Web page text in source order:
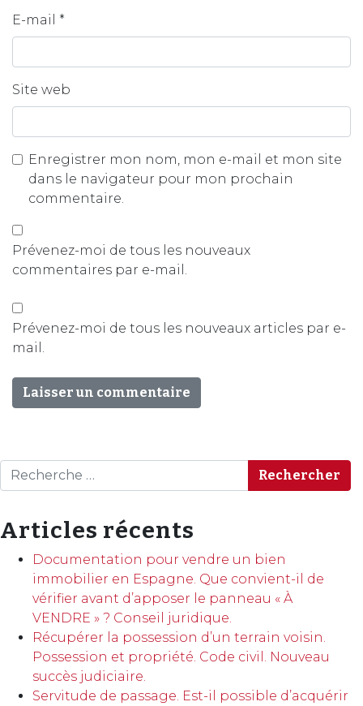
E-mail *
Site web
Enregistrer mon nom, mon e-mail et mon site
dans le navigateur pour mon prochain
commentaire.
Prévenez-moi de tous les nouveaux
commentaires par e-mail.
Prévenez-moi de tous les nouveaux articles par e-
mail.
Rechercher
Articles récents
Documentation pour vendre un bien
immobilier en Espagne. Que convient-il de
vérifier avant d’apposer le panneau « À
VENDRE » ? Conseil juridique.
Récupérer la possession d’un terrain voisin.
Possession et propriété. Code civil. Nouveau
succès judiciaire.
Servitude de passage. Est-il possible d’acquérir